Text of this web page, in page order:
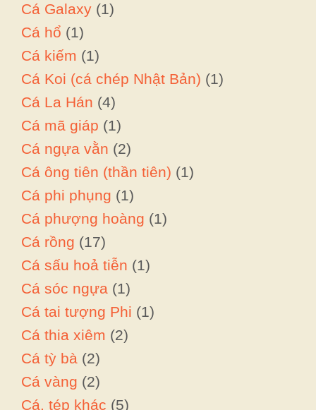
Cá Galaxy (1)
Cá hổ (1)
Cá kiếm (1)
Cá Koi (cá chép Nhật Bản) (1)
Cá La Hán (4)
Cá mã giáp (1)
Cá ngựa vằn (2)
Cá ông tiên (thần tiên) (1)
Cá phi phụng (1)
Cá phượng hoàng (1)
Cá rồng (17)
Cá sấu hoả tiễn (1)
Cá sóc ngựa (1)
Cá tai tượng Phi (1)
Cá thia xiêm (2)
Cá tỳ bà (2)
Cá vàng (2)
Cá, tép khác (5)